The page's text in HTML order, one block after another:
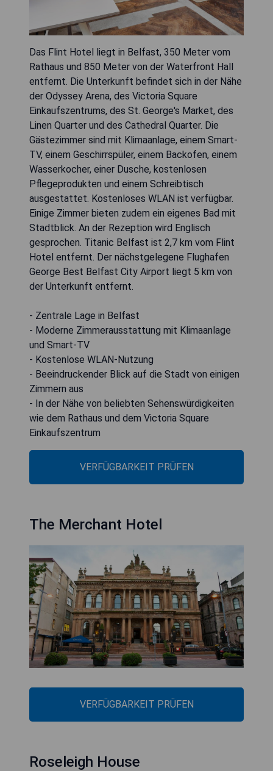
Das Flint Hotel liegt in Belfast, 350 Meter vom
Rathaus und 850 Meter von der Waterfront Hall
entfernt. Die Unterkunft befindet sich in der Nähe
der Odyssey Arena, des Victoria Square
Einkaufszentrums, des St. George's Market, des
Linen Quarter und des Cathedral Quarter. Die
Gästezimmer sind mit Klimaanlage, einem Smart-
TV, einem Geschirrspüler, einem Backofen, einem
Wasserkocher, einer Dusche, kostenlosen
Pflegeprodukten und einem Schreibtisch
ausgestattet. Kostenloses WLAN ist verfügbar.
Einige Zimmer bieten zudem ein eigenes Bad mit
Stadtblick. An der Rezeption wird Englisch
gesprochen. Titanic Belfast ist 2,7 km vom Flint
Hotel entfernt. Der nächstgelegene Flughafen
George Best Belfast City Airport liegt 5 km von
der Unterkunft entfernt.
- Zentrale Lage in Belfast
- Moderne Zimmerausstattung mit Klimaanlage
und Smart-TV
- Kostenlose WLAN-Nutzung
- Beeindruckender Blick auf die Stadt von einigen
Zimmern aus
- In der Nähe von beliebten Sehenswürdigkeiten
wie dem Rathaus und dem Victoria Square
Einkaufszentrum
VERFÜGBARKEIT PRÜFEN
The Merchant Hotel
VERFÜGBARKEIT PRÜFEN
Roseleigh House